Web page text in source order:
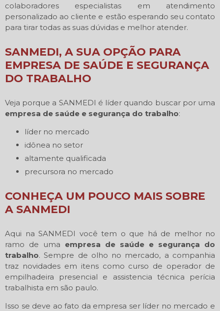
colaboradores especialistas em atendimento
personalizado ao cliente e estão esperando seu contato
para tirar todas as suas dúvidas e melhor atender.
SANMEDI, A SUA OPÇÃO PARA
EMPRESA DE SAÚDE E SEGURANÇA
DO TRABALHO
Veja porque a SANMEDI é líder quando buscar por uma
empresa de saúde e segurança do trabalho:
líder no mercado
idônea no setor
altamente qualificada
precursora no mercado
CONHEÇA UM POUCO MAIS SOBRE
A SANMEDI
Aqui na SANMEDI você tem o que há de melhor no
ramo de uma empresa de saúde e segurança do
trabalho. Sempre de olho no mercado, a companhia
traz novidades em itens como curso de operador de
empilhadeira presencial e assistencia técnica perícia
trabalhista em são paulo.
Isso se deve ao fato da empresa ser líder no mercado e